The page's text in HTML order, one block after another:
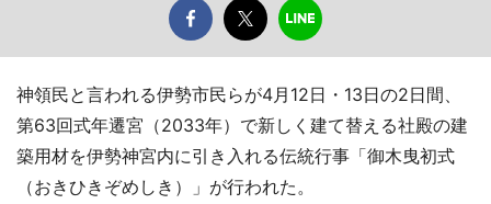
神領民と言われる伊勢市民らが4月12日・13日の2日間、
第63回式年遷宮（2033年）で新しく建て替える社殿の建
築用材を伊勢神宮内に引き入れる伝統行事「御木曳初式
（おきひきぞめしき）」が行われた。